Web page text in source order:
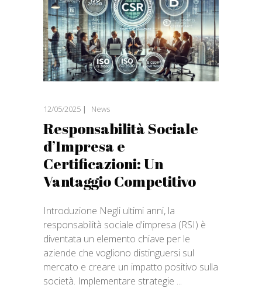
12/05/2025 News
Responsabilità Sociale
d’Impresa e
Certificazioni: Un
Vantaggio Competitivo
Introduzione Negli ultimi anni, la
responsabilità sociale d'impresa (RSI) è
diventata un elemento chiave per le
aziende che vogliono distinguersi sul
mercato e creare un impatto positivo sulla
società. Implementare strategie